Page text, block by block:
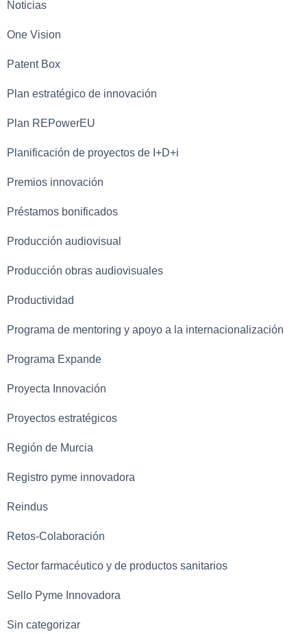
Noticias
One Vision
Patent Box
Plan estratégico de innovación
Plan REPowerEU
Planificación de proyectos de I+D+i
Premios innovación
Préstamos bonificados
Producción audiovisual
Producción obras audiovisuales
Productividad
Programa de mentoring y apoyo a la internacionalización
Programa Expande
Proyecta Innovación
Proyectos estratégicos
Región de Murcia
Registro pyme innovadora
Reindus
Retos-Colaboración
Sector farmacéutico y de productos sanitarios
Sello Pyme Innovadora
Sin categorizar